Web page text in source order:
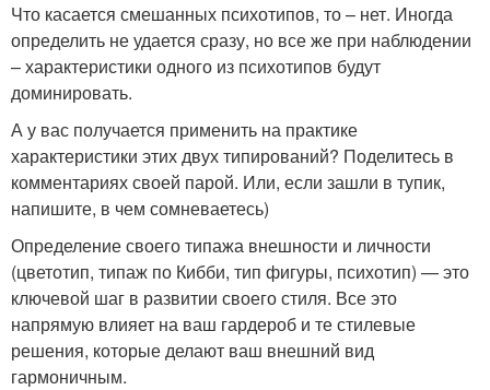
Что касается смешанных психотипов, то – нет. Иногда
определить не удается сразу, но все же при наблюдении
– характеристики одного из психотипов будут
доминировать.
А у вас получается применить на практике
характеристики этих двух типирований? Поделитесь в
комментариях своей парой. Или, если зашли в тупик,
напишите, в чем сомневаетесь)
Определение своего типажа внешности и личности
(цветотип, типаж по Кибби, тип фигуры, психотип) — это
ключевой шаг в развитии своего стиля. Все это
напрямую влияет на ваш гардероб и те стилевые
решения, которые делают ваш внешний вид
гармоничным.